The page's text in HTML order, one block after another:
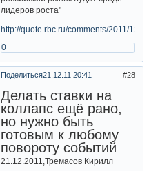
лидеров роста"
http://quote.rbc.ru/comments/2011/12/
0
Поделиться 28
21.12.11 20:41
Делать ставки на
коллапс ещё рано,
но нужно быть
готовым к любому
повороту событий
21.12.2011,Тремасов Кирилл